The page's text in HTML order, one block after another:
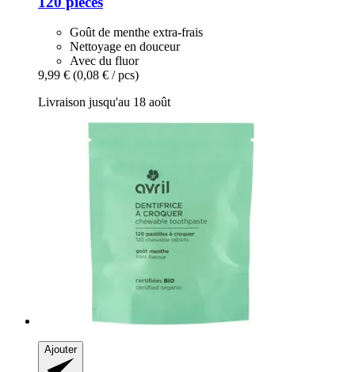
Goût de menthe extra-frais
Nettoyage en douceur
Avec du fluor
9,99 € (0,08 € / pcs)
Livraison jusqu'au 18 août
Ajouter